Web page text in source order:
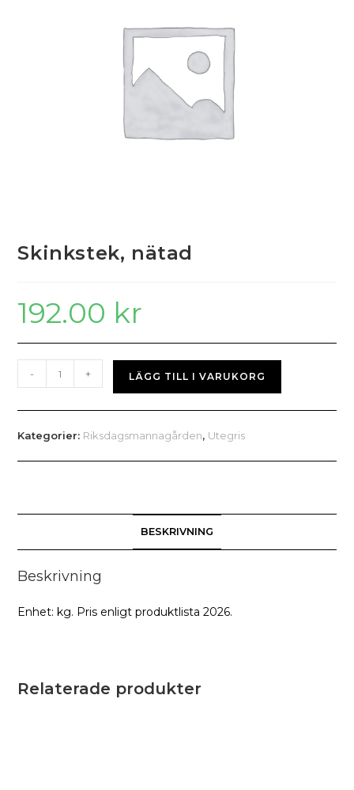
Skinkstek, nätad
192.00 kr
Skinkstek,
nätad
mängd
- + LÄGG TILL I VARUKORG
Kategorier: Riksdagsmannagården, Utegris
BESKRIVNING
Beskrivning
Enhet: kg. Pris enligt produktlista 2026.
Relaterade produkter